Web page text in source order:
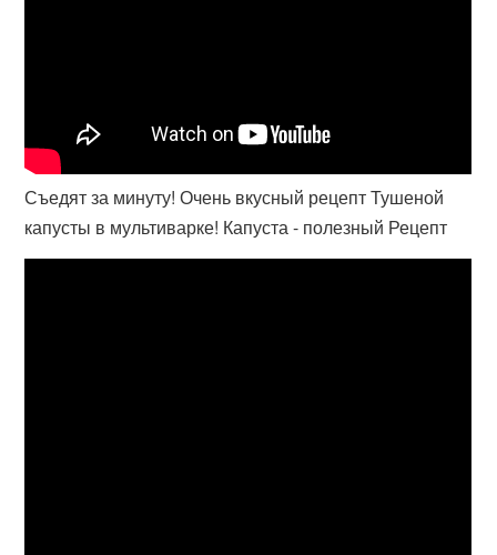
Съедят за минуту! Очень вкусный рецепт Тушеной
капусты в мультиварке! Капуста - полезный Рецепт